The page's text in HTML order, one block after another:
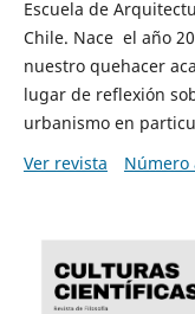
Escuela de
Chile. Nace el año
nuestro quehacer
lugar de reflexión
urbanismo en
Ver revista
Número